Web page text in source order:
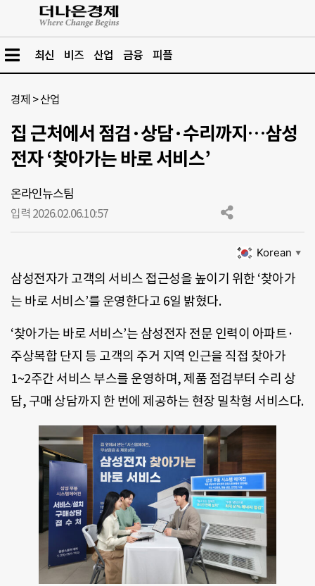
최신 비즈 산업 금융 피플
경제 >산업
집 근처에서 점검·상담·수리까지…삼성
전자 ‘찾아가는 바로 서비스’
온라인뉴스팀
입력 2026.02.06.10:57
Korean ▼
삼성전자가 고객의 서비스 접근성을 높이기 위한 ‘찾아가
는 바로 서비스’를 운영한다고 6일 밝혔다.
‘찾아가는 바로 서비스’는 삼성전자 전문 인력이 아파트·
주상복합 단지 등 고객의 주거 지역 인근을 직접 찾아가
1~2주간 서비스 부스를 운영하며, 제품 점검부터 수리 상
담, 구매 상담까지 한 번에 제공하는 현장 밀착형 서비스다.